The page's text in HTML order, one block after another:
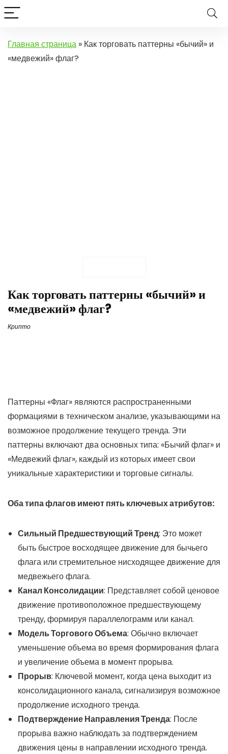
Главная страница » Как торговать паттерны «бычий» и
«медвежий» флаг?
Как торговать паттерны «бычий» и
«медвежий» флаг?
Крипто
Паттерны «Флаг» являются распространенными
формациями в техническом анализе, указывающими на
возможное продолжение текущего тренда. Эти
паттерны включают два основных типа: «Бычий флаг» и
«Медвежий флаг», каждый из которых имеет свои
уникальные характеристики и торговые сигналы.
Оба типа флагов имеют пять ключевых атрибутов:
Сильный Предшествующий Тренд: Это может
быть быстрое восходящее движение для бычьего
флага или стремительное нисходящее движение для
медвежьего флага.
Канал Консолидации: Представляет собой ценовое
движение противоположное предшествующему
тренду, формируя параллелограмм или канал.
Модель Торгового Объема: Обычно включает
уменьшение объема во время формирования флага
и увеличение объема в момент прорыва.
Прорыв: Ключевой момент, когда цена выходит из
консолидационного канала, сигнализируя возможное
продолжение исходного тренда.
Подтверждение Направления Тренда: После
прорыва важно наблюдать за подтверждением
движения цены в направлении исходного тренда.